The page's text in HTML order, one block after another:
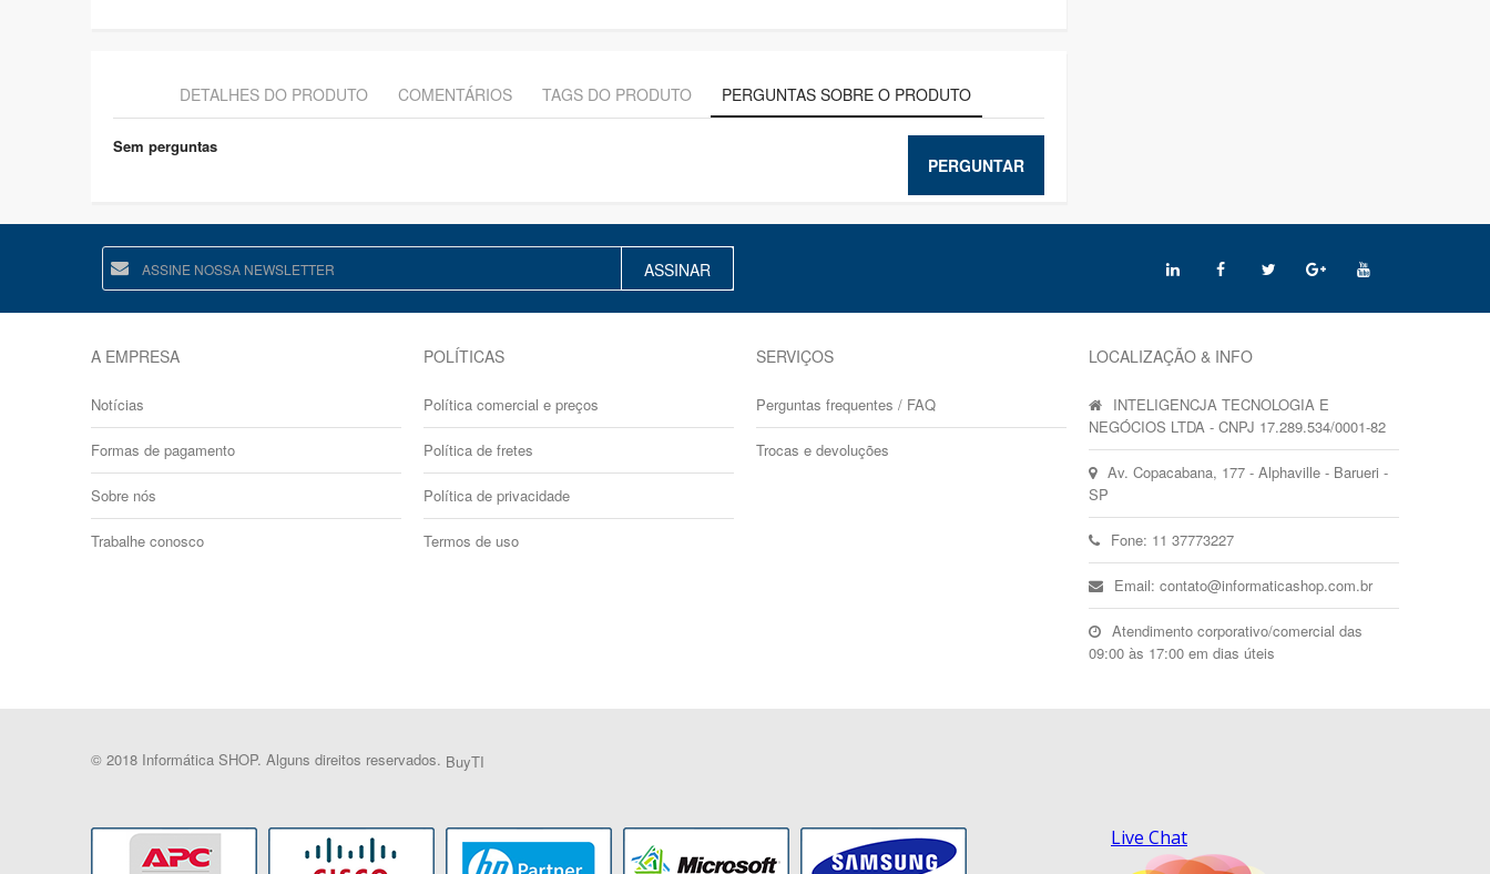
DETALHES DO PRODUTO COMENTÁRIOS TAGS DO PRODUTO PERGUNTAS SOBRE O PRODUTO
PERGUNTAR
Sem perguntas
ASSINAR
A EMPRESA
Notícias
Formas de pagamento
Sobre nós
Trabalhe conosco
POLÍTICAS
Política comercial e preços
Política de fretes
Política de privacidade
Termos de uso
SERVIÇOS
Perguntas frequentes / FAQ
Trocas e devoluções
LOCALIZAÇÃO & INFO
INTELIGENCJA TECNOLOGIA E
NEGÓCIOS LTDA - CNPJ 17.289.534/0001-82
Av. Copacabana, 177 - Alphaville - Barueri -
SP
Fone: 11 37773227
Email: contato@informaticashop.com.br
Atendimento corporativo/comercial das
09:00 às 17:00 em dias úteis
© 2018 Informática SHOP. Alguns direitos reservados. BuyTI